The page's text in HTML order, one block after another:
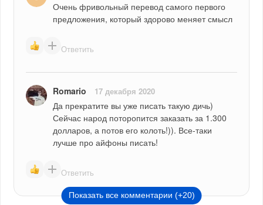
Очень фривольный перевод самого первого
предложения, который здорово меняет смысл
Ответить
Romario 17 декабря 2020
Да прекратите вы уже писать такую дичь)
Сейчас народ поторопится заказать за 1.300
долларов, а потов его колоть!)). Все-таки
лучше про айфоны писать!
Ответить
Показать все комментарии (+20)